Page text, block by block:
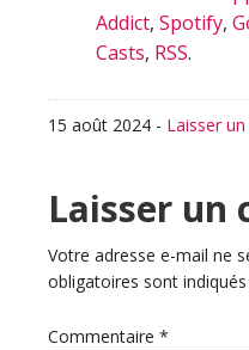
Addict, Spotify,
Casts, RSS.
15 août 2024 - Laisser
du
lecteur
Laisser un
Votre adresse e-mail ne
obligatoires sont
Commentaire *